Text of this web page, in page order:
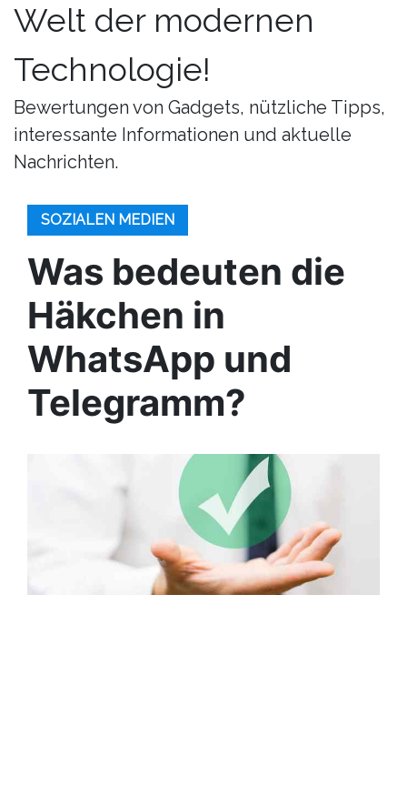
Welt der modernen
Technologie!
Bewertungen von Gadgets, nützliche Tipps,
interessante Informationen und aktuelle
Nachrichten.
SOZIALEN MEDIEN
Was bedeuten die
Häkchen in
WhatsApp und
Telegramm?